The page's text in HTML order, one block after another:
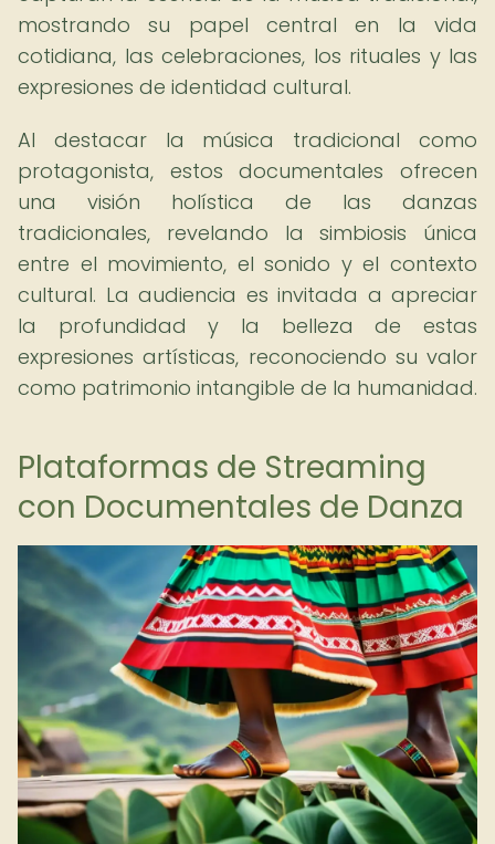
mostrando su papel central en la vida
cotidiana, las celebraciones, los rituales y las
expresiones de identidad cultural.
Al destacar la música tradicional como
protagonista, estos documentales ofrecen
una visión holística de las danzas
tradicionales, revelando la simbiosis única
entre el movimiento, el sonido y el contexto
cultural. La audiencia es invitada a apreciar
la profundidad y la belleza de estas
expresiones artísticas, reconociendo su valor
como patrimonio intangible de la humanidad.
Plataformas de Streaming
con Documentales de Danza